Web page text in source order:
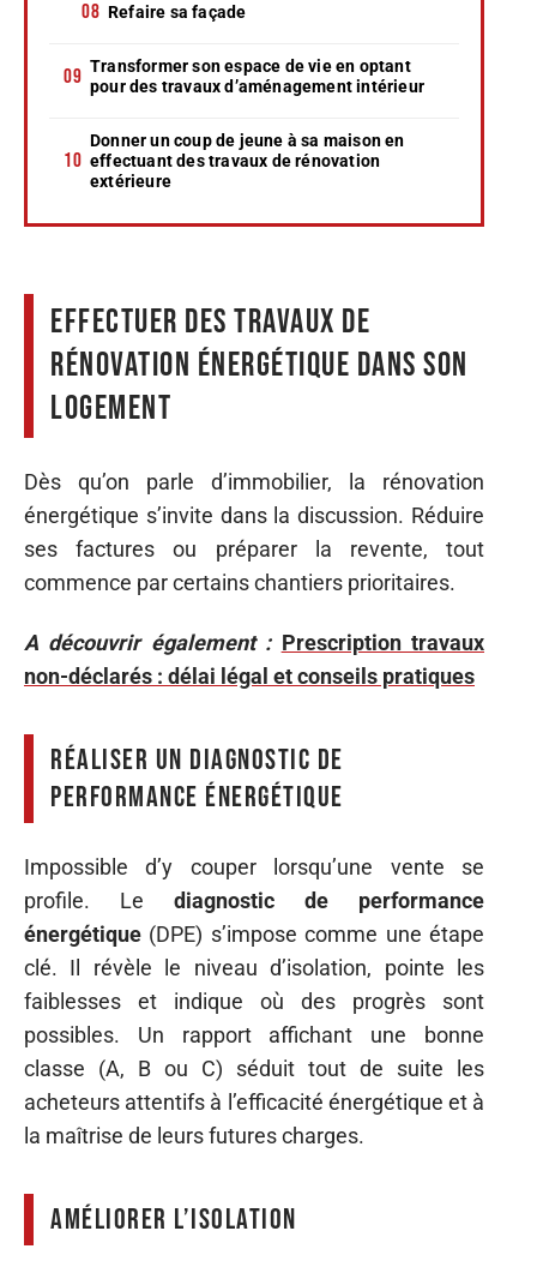
Refaire sa façade
Transformer son espace de vie en optant
pour des travaux d’aménagement intérieur
Donner un coup de jeune à sa maison en
effectuant des travaux de rénovation
extérieure
Effectuer des travaux de
rénovation énergétique dans son
logement
Dès qu’on parle d’immobilier, la rénovation
énergétique s’invite dans la discussion. Réduire
ses factures ou préparer la revente, tout
commence par certains chantiers prioritaires.
A découvrir également : Prescription travaux
non-déclarés : délai légal et conseils pratiques
Réaliser un diagnostic de
performance énergétique
Impossible d’y couper lorsqu’une vente se
profile. Le diagnostic de performance
énergétique (DPE) s’impose comme une étape
clé. Il révèle le niveau d’isolation, pointe les
faiblesses et indique où des progrès sont
possibles. Un rapport affichant une bonne
classe (A, B ou C) séduit tout de suite les
acheteurs attentifs à l’efficacité énergétique et à
la maîtrise de leurs futures charges.
Améliorer l’isolation